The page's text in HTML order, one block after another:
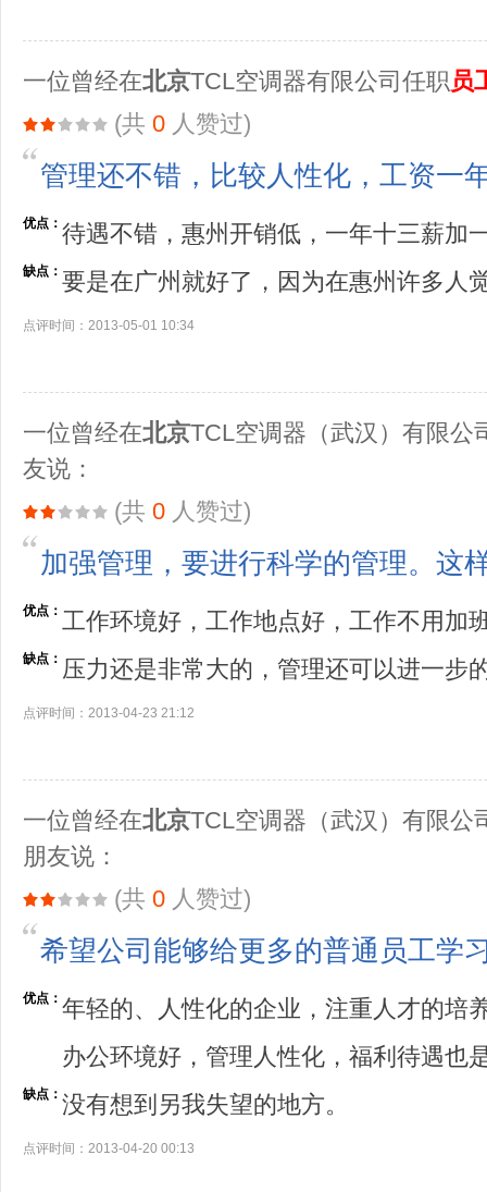
一位曾经在北京TCL空调器有限公司任职 员
(共 0 人赞过)
管理还不错，比较人性化，工资一
优点： 待遇不错，惠州开销低，一年十三薪加
缺点： 要是在广州就好了，因为在惠州许多人
点评时间：2013-05-01 10:34
一位曾经在北京TCL空调器（武汉）有限公
友说：
(共 0 人赞过)
加强管理，要进行科学的管理。这
优点： 工作环境好，工作地点好，工作不用加
缺点： 压力还是非常大的，管理还可以进一步
点评时间：2013-04-23 21:12
一位曾经在北京TCL空调器（武汉）有限公
朋友说：
(共 0 人赞过)
希望公司能够给更多的普通员工学
优点： 年轻的、人性化的企业，注重人才的培
办公环境好，管理人性化，福利待遇也
缺点： 没有想到另我失望的地方。
点评时间：2013-04-20 00:13